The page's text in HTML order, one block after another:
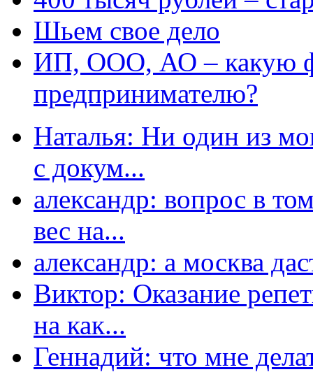
Шьем свое дело
ИП, ООО, АО – какую
предпринимателю?
Наталья: Ни один из
с докум...
александр: вопрос в
вес на...
александр: а москва
Виктор: Оказание
на как...
Геннадий: что мне